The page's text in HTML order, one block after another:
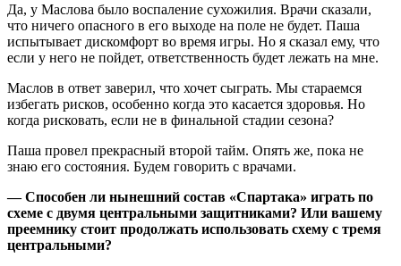
Да, у Маслова было воспаление сухожилия. Врачи сказали,
что ничего опасного в его выходе на поле не будет. Паша
испытывает дискомфорт во время игры. Но я сказал ему, что
если у него не пойдет, ответственность будет лежать на мне.
Маслов в ответ заверил, что хочет сыграть. Мы стараемся
избегать рисков, особенно когда это касается здоровья. Но
когда рисковать, если не в финальной стадии сезона?
Паша провел прекрасный второй тайм. Опять же, пока не
знаю его состояния. Будем говорить с врачами.
— Способен ли нынешний состав «Спартака» играть по
схеме с двумя центральными защитниками? Или вашему
преемнику стоит продолжать использовать схему с тремя
центральными?